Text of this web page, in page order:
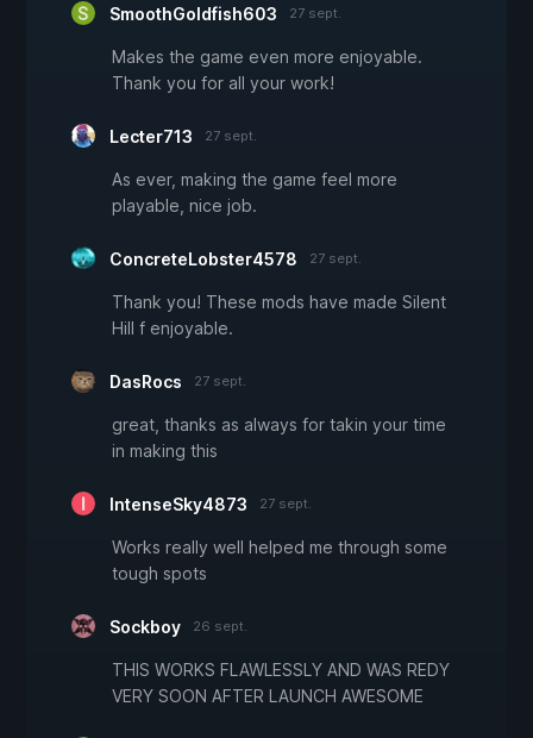
SmoothGoldfish603 27 sept.
Makes the game even more enjoyable.
Thank you for all your work!
Lecter713 27 sept.
As ever, making the game feel more
playable, nice job.
ConcreteLobster4578 27 sept.
Thank you! These mods have made Silent
Hill f enjoyable.
DasRocs 27 sept.
great, thanks as always for takin your time
in making this
IntenseSky4873 27 sept.
Works really well helped me through some
tough spots
Sockboy 26 sept.
THIS WORKS FLAWLESSLY AND WAS REDY
VERY SOON AFTER LAUNCH AWESOME